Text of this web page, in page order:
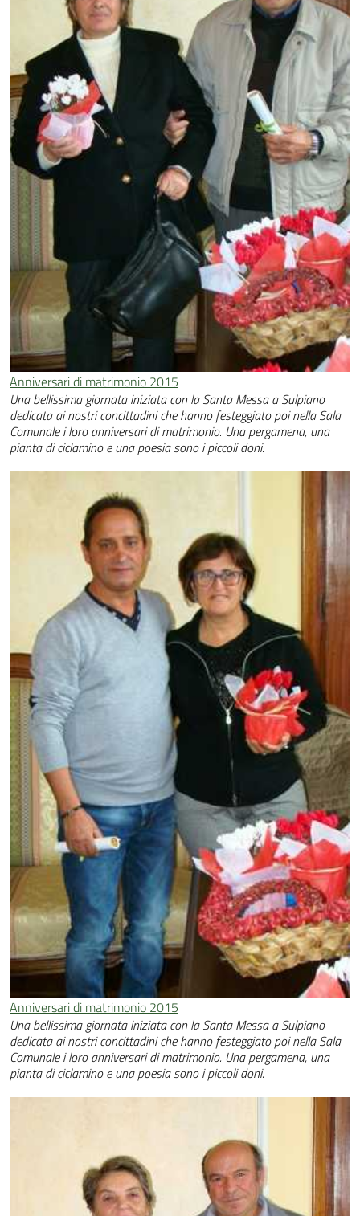
Anniversari di matrimonio 2015
Una bellissima giornata iniziata con la Santa Messa a Sulpiano
dedicata ai nostri concittadini che hanno festeggiato poi nella Sala
Comunale i loro anniversari di matrimonio. Una pergamena, una
pianta di ciclamino e una poesia sono i piccoli doni.
Anniversari di matrimonio 2015
Una bellissima giornata iniziata con la Santa Messa a Sulpiano
dedicata ai nostri concittadini che hanno festeggiato poi nella Sala
Comunale i loro anniversari di matrimonio. Una pergamena, una
pianta di ciclamino e una poesia sono i piccoli doni.